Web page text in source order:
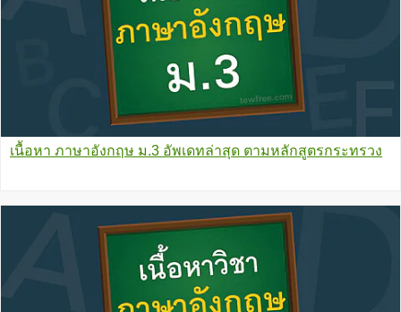
เนื้อหา ภาษาอังกฤษ ม.3 อัพเดทล่าสุด ตามหลักสูตรกระทรวง